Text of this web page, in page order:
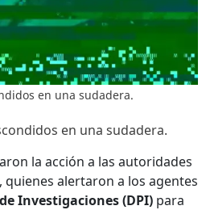
en una sudadera.
en una sudadera.
la acción a las autoridades
alertaron a los agentes
Investigaciones (DPI) para